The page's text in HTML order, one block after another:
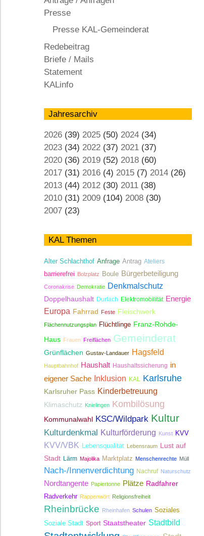
KAL
Presse
Presse KAL-Gemeinderat
Redebeitrag
Briefe / Mails
Statement
KALinfo
Jahresarchiv
2026 (39) 2025 (50) 2024 (34)
2023 (34) 2022 (37) 2021 (37)
2020 (36) 2019 (52) 2018 (60)
2017 (31) 2016 (4) 2015 (7) 2014 (26)
2013 (44) 2012 (30) 2011 (38)
2010 (31) 2009 (104) 2008 (30)
2007 (23)
KAL Themen
Alter Schlachthof Anfrage Antrag Ateliers
barrierefrei Bolzplatz Boule Bürgerbeteiligung
Coronakrise Demokratie Denkmalschutz
Doppelhaushalt Durlach Elektromobilität Energie
Europa Fahrrad Feste Fleischwerk
Flächennutzungsplan Flüchtlinge Franz-Rohde-
Haus Frauen Freiflächen Gemeinderat
Grünflächen Gustav-Landauer Hagsfeld
Hauptbahnhof Haushalt Haushaltssicherung in
eigener Sache Inklusion KAL Karlsruhe
Karlsruher Pass Kinderbetreuung
Klimaschutz Knielingen Kombilösung
Kommunalwahl KSC/Wildpark Kultur
Kulturdenkmal Kulturförderung Kunst KVV
KVV/VBK Lebensqualität Lebensraum
Lust auf
Stadt Lärm Majolika Marktplatz Menschenrechte Müll
Nach-/Innenverdichtung Nachruf Naturschutz
Nordtangente Papiertonne Plätze Radfahrer
Radverkehr Rappenwört Religionsfreiheit
Rheinbrücke Rheinhafen Schulen Soziales
Soziale Stadt Sport Staatstheater Stadtbild